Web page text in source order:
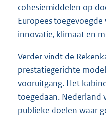
cohesiemiddelen op
Europees
innovatie, klimaat en
Verder vindt de
prestatiegerichte
vooruitgang. Het
toegedaan. Nederland
publieke doelen waar